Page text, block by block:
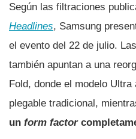
Según las filtraciones
Headlines, Samsung
el evento del 22 de julio.
también apuntan a una
Fold, donde el modelo
plegable tradicional,
un form factor